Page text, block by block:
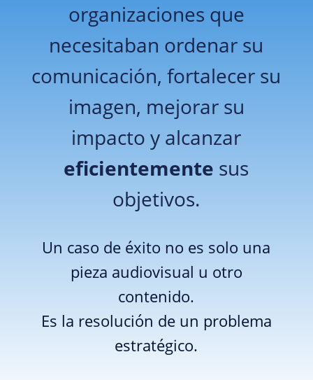
organizaciones que
necesitaban ordenar su
comunicación, fortalecer su
imagen, mejorar su
impacto y alcanzar
eficientemente sus
objetivos.
Un caso de éxito no es solo una
pieza audiovisual u otro
contenido.
Es la resolución de un problema
estratégico.